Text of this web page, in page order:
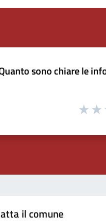
sono chiare le
il comune